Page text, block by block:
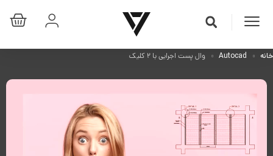
خانه Autocad وال پست اجرایی با ۲ کلیک